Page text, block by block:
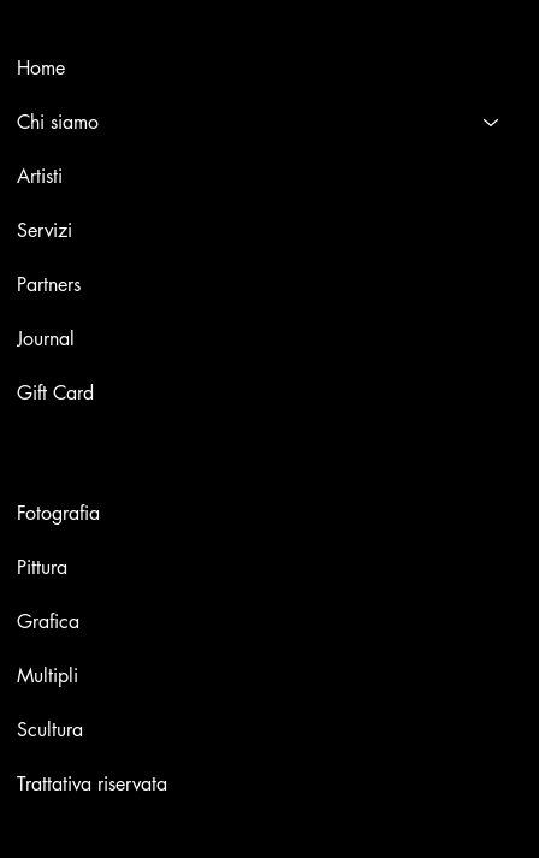
Home
Chi siamo
Artisti
Servizi
Partners
Journal
Gift Card
Fotografia
Pittura
Grafica
Multipli
Scultura
Trattativa riservata